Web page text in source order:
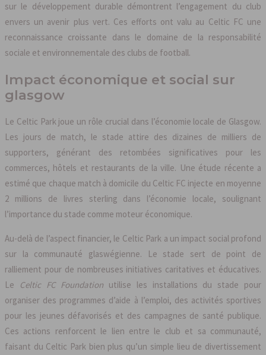
sur le développement durable démontrent l’engagement du club
envers un avenir plus vert. Ces efforts ont valu au Celtic FC une
reconnaissance croissante dans le domaine de la responsabilité
sociale et environnementale des clubs de football.
Impact économique et social sur
glasgow
Le Celtic Park joue un rôle crucial dans l’économie locale de Glasgow.
Les jours de match, le stade attire des dizaines de milliers de
supporters, générant des retombées significatives pour les
commerces, hôtels et restaurants de la ville. Une étude récente a
estimé que chaque match à domicile du Celtic FC injecte en moyenne
2 millions de livres sterling dans l’économie locale, soulignant
l’importance du stade comme moteur économique.
Au-delà de l’aspect financier, le Celtic Park a un impact social profond
sur la communauté glaswégienne. Le stade sert de point de
ralliement pour de nombreuses initiatives caritatives et éducatives.
Le
Celtic FC Foundation utilise les installations du stade pour
organiser des programmes d’aide à l’emploi, des activités sportives
pour les jeunes défavorisés et des campagnes de santé publique.
Ces actions renforcent le lien entre le club et sa communauté,
faisant du Celtic Park bien plus qu’un simple lieu de divertissement